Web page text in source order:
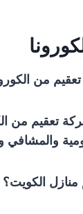
من
من
والمشافي
الكويت؟